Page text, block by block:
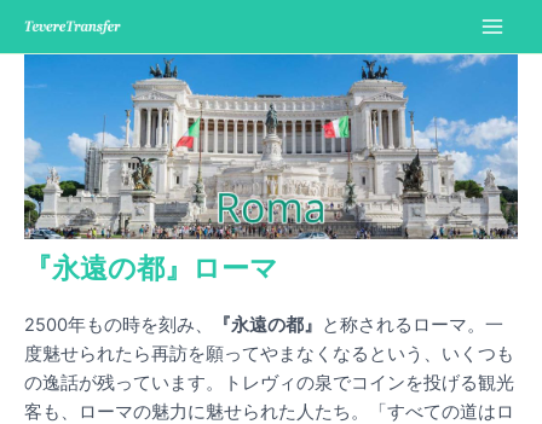
Main
『永遠の都』ローマ
2500年もの時を刻み、 『永遠の都』 と称されるローマ。一
度魅せられたら再訪を願ってやまなくなるという、いくつも
の逸話が残っています。トレヴィの泉でコインを投げる観光
客も、ローマの魅力に魅せられた人たち。「すべての道はロ